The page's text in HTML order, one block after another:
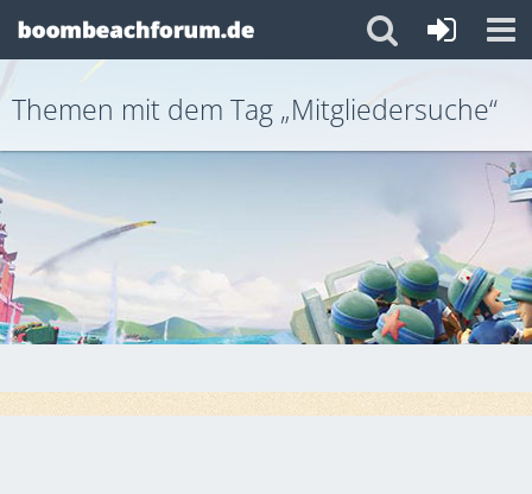
Themen mit dem Tag „Mitgliedersuche“